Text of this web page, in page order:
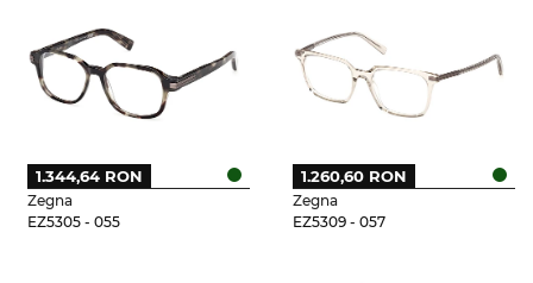
Zegna
EZ5305 - 055
1.344,64 RON
Zegna
EZ5309 - 057
1.260,60 RON